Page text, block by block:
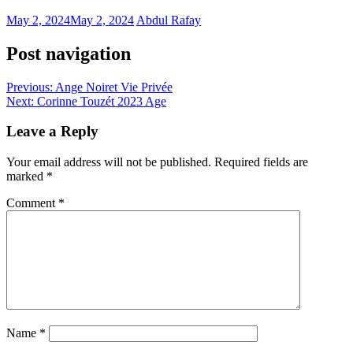
May 2, 2024May 2, 2024 Abdul Rafay
Post navigation
Previous: Ange Noiret Vie Privée
Next: Corinne Touzét 2023 Age
Leave a Reply
Your email address will not be published. Required fields are
marked *
Comment *
Name *